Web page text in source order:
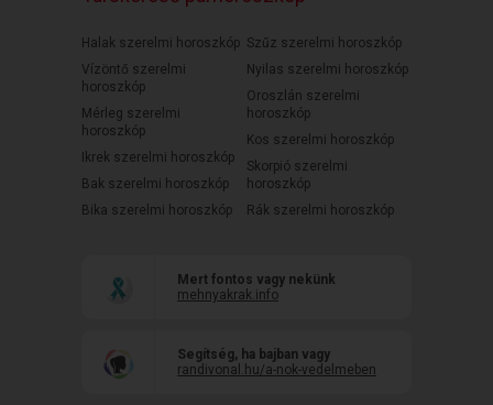
Halak szerelmi horoszkóp
Vízöntő szerelmi
horoszkóp
Mérleg szerelmi
horoszkóp
Ikrek szerelmi horoszkóp
Bak szerelmi horoszkóp
Bika szerelmi horoszkóp
Szűz szerelmi horoszkóp
Nyilas szerelmi horoszkóp
Oroszlán szerelmi
horoszkóp
Kos szerelmi horoszkóp
Skorpió szerelmi
horoszkóp
Rák szerelmi horoszkóp
Mert fontos vagy nekünk
mehnyakrak.info
Segítség, ha bajban vagy
randivonal.hu/a-nok-vedelmeben